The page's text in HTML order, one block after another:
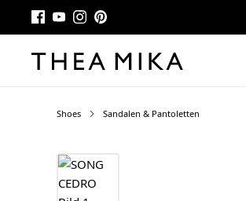
Shoes Sandalen & Pantoletten
Bildergalerie überspringen